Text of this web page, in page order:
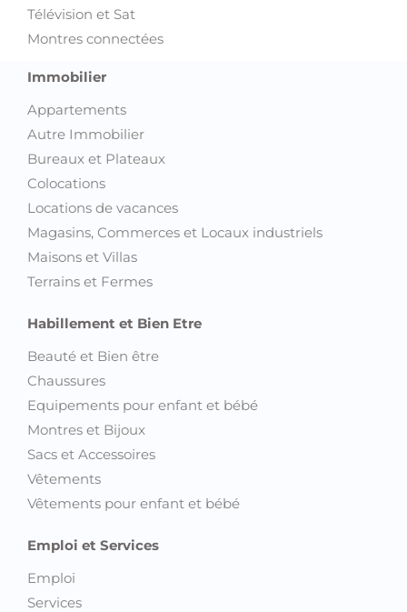
Télévision et Sat
Montres connectées
Immobilier
Appartements
Autre Immobilier
Bureaux et Plateaux
Colocations
Locations de vacances
Magasins, Commerces et Locaux industriels
Maisons et Villas
Terrains et Fermes
Habillement et Bien Etre
Beauté et Bien être
Chaussures
Equipements pour enfant et bébé
Montres et Bijoux
Sacs et Accessoires
Vêtements
Vêtements pour enfant et bébé
Emploi et Services
Emploi
Services